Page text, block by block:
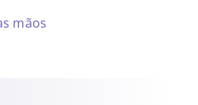
mãos